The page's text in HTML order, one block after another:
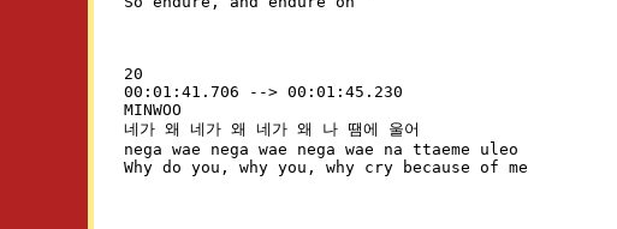
20
00:01:41.706 --> 00:01:45.230
MINWOO
네가 왜 네가 왜 네가 왜 나 땜에 울어
nega wae nega wae nega wae na ttaeme uleo